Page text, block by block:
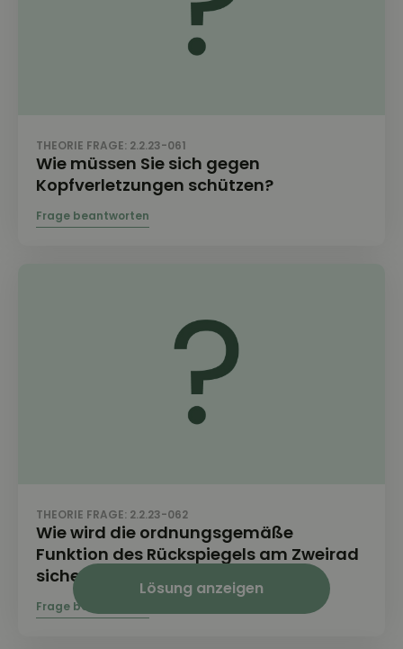
Lösung anzeigen
THEORIE FRAGE: 2.2.23-061
Wie müssen Sie sich gegen
Kopfverletzungen schützen?
THEORIE FRAGE: 2.2.23-062
Wie wird die ordnungsgemäße
Funktion des Rückspiegels am Zweirad
sichergestellt?